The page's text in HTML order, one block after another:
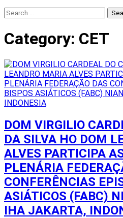
Search
for:
Category: CET
DOM VIRGILIO
DA SILVA HO DOM
ALVES PARTICIPA
PLENÁRIA
CONFERÊNCIAS
ASIÁTICOS (FABC)
IHA JAKARTA,